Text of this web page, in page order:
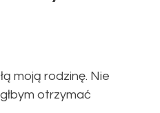
moją rodzinę. Nie
otrzymać